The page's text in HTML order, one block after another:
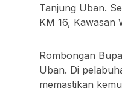
Tanjung Uban.
KM 16, Kawasan
Rombongan
Uban. Di
memastikan